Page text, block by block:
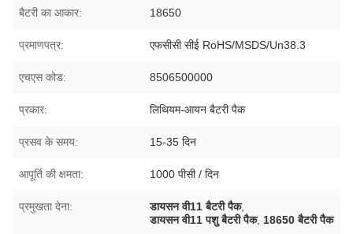
बैटरी का आकार: 18650
प्रमाणपत्र: एफसीसी सीई RoHS/MSDS/Un38.3
एचएस कोड: 8506500000
प्रकार: लिथियम-आयन बैटरी पैक
प्रसव के समय: 15-35 दिन
आपूर्ति की क्षमता: 1000 पीसी / दिन
प्रमुखता देना: डायसन वी11 बैटरी पैक,
डायसन वी11 पशु बैटरी पैक, 18650 बैटरी पैक